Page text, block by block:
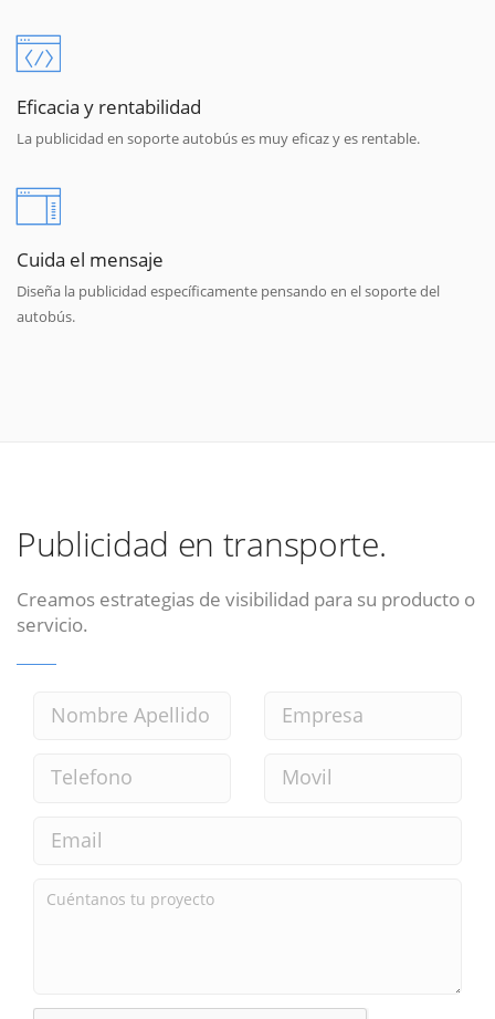
Eficacia y rentabilidad
La publicidad en soporte autobús es muy eficaz y es rentable.
Cuida el mensaje
Diseña la publicidad específicamente pensando en el soporte del
autobús.
Publicidad en transporte.
Creamos estrategias de visibilidad para su producto o
servicio.